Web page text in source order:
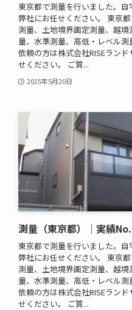
東京都で測量を行いました。自
弊社にお任せください。 東京
測量、土地境界画定測量、越境
量、水準測量、高低・レベル
依頼の方は株式会社RISEラン
せください。 ご質...
2025年5月20日
測量（東京都）｜実績
東京都で測量を行いました。自
弊社にお任せください。 東京
測量、土地境界画定測量、越境
量、水準測量、高低・レベル
依頼の方は株式会社RISEラン
せください。 ご質...